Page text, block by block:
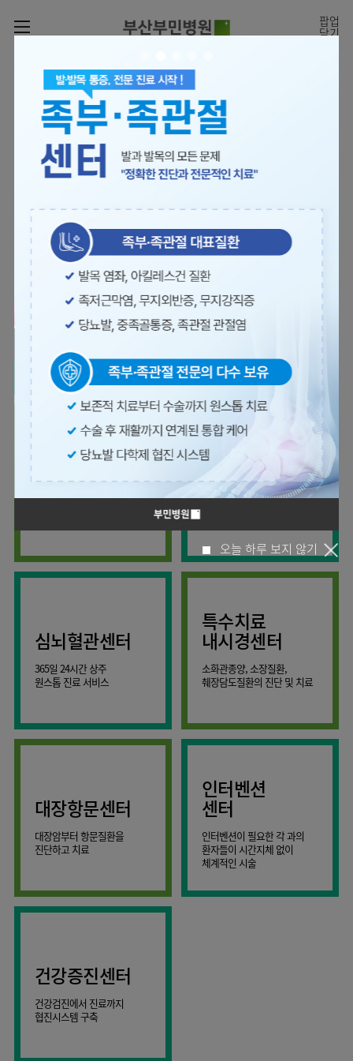
오늘 하루 보지 않기
팝업
닫기
로그인
회원가입
나의진료정보
온라인진료예약
증명서재발급
증명서발급내역
전문센터
전문센터
전체보기
관절센터
족부·
족관절클리닉
척추센터
척추내시경센터
심뇌혈관센터
뇌신경센터
말초혈관센터
소화기센터
특수소화기클리닉
소화기암센터
인공신장센터
외상골절센터
간담췌센터
대장항문센터
AI
스마트케어병동
진료안내
진료과
정형외과
신경외과
소화기내과
순환기내과
호흡기내과
신장내과
류마티스내과
소아청소년과
부인과
비뇨의학과
가정의학과
치과
영상의학과
진단검사의학과
응급의학과
진료시간표
외래진료
입원/
퇴원/
병문안
진료협력센터
이용안내
장비안내
층별안내
주차시설안내
편의시설
증명서재발급
서식다운로드
비급여진료비
감염예방
안내
환자안전
정보
원내
전화번호
오시는길
병원소개
병원장인사말
비전과
핵심가치
부민스토리
연혁
조직도
연구교육
임상시험센터
미디어센터
병원소식
언론보도
인재채용
온라인
건강상담
칭찬합시다
고객의소리
부민병원
40주년
역사관
부민그룹소개
이사장소개
비전과
핵심가치
HI
부민스토리
HSS
글로벌
얼라이언스
연혁
의료진소개
부민그룹소식
사회공헌
언론보도
건강토크
입찰공고
KOR
ENG
RUS
CHI
진료예약
빠르고 쉬운 진료예약을
하실 수 있습니다.
의료진 소개
[진료시간표]
월요일 09:00~18:00
화~금 09:00~17:00
관절센터
보건복지부 지정
척추센터
최소상처 척추수술을 원칙
간,담도,췌장의 각종 양성 및
내과
세분화된 진료와
심뇌혈관센터
365일 24시간 상주
원스톱 진료 서비스
특수치료
내시경센터
소화관종양, 소장질환,
췌장담도질환의 진단 및 치료
대장항문센터
대장암부터 항문질환을
진단하고 치료
인터벤션
센터
인터벤션이 필요한 각 과의
환자들이 시간지체 없이
체계적인 시술
건강증진센터
건강검진에서 진료까지
협진시스템 구축